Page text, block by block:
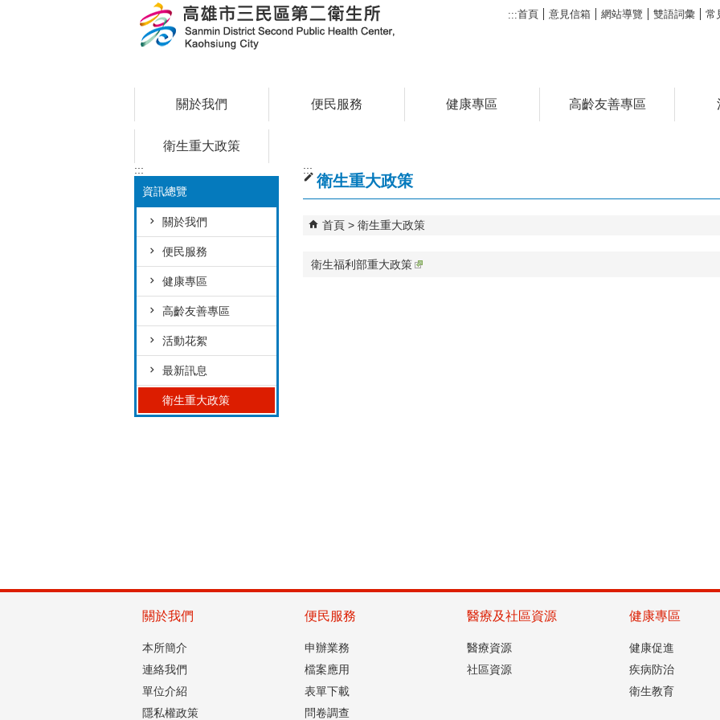
:::首頁 意見信箱 網站導覽 雙語詞彙 常
關於我們 便民服務 健康專區 高齡友善專區
衛生重大政策
:::
資訊總覽
關於我們
便民服務
健康專區
高齡友善專區
活動花絮
最新訊息
衛生重大政策
:::
衛生重大政策
首頁 衛生重大政策
衛生福利部重大政策
關於我們
本所簡介
連絡我們
單位介紹
隱私權政策
便民服務
申辦業務
檔案應用
表單下載
問卷調查
醫療及社區資源
醫療資源
社區資源
健康專區
健康促進
疾病防治
衛生教育